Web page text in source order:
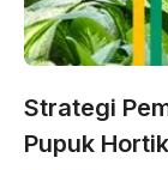
Strategi
Pupuk